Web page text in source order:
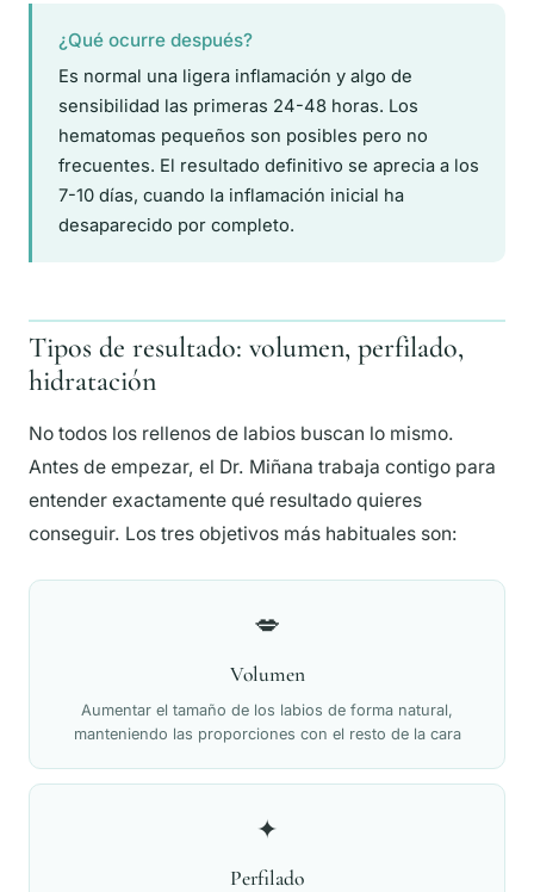
¿Qué ocurre después?
Es normal una ligera inflamación y algo de
sensibilidad las primeras 24-48 horas. Los
hematomas pequeños son posibles pero no
frecuentes. El resultado definitivo se aprecia a los
7-10 días, cuando la inflamación inicial ha
desaparecido por completo.
Tipos de resultado: volumen, perfilado,
hidratación
No todos los rellenos de labios buscan lo mismo.
Antes de empezar, el Dr. Miñana trabaja contigo para
entender exactamente qué resultado quieres
conseguir. Los tres objetivos más habituales son:
💋
Volumen
Aumentar el tamaño de los labios de forma natural,
manteniendo las proporciones con el resto de la cara
✦
Perfilado